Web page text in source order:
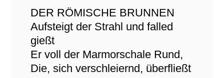
DER RÖMISCHE BRUNNEN
Aufsteigt der Strahl und falled
gießt
Er voll der Marmorschale Rund,
Die, sich verschleiernd, überfließt